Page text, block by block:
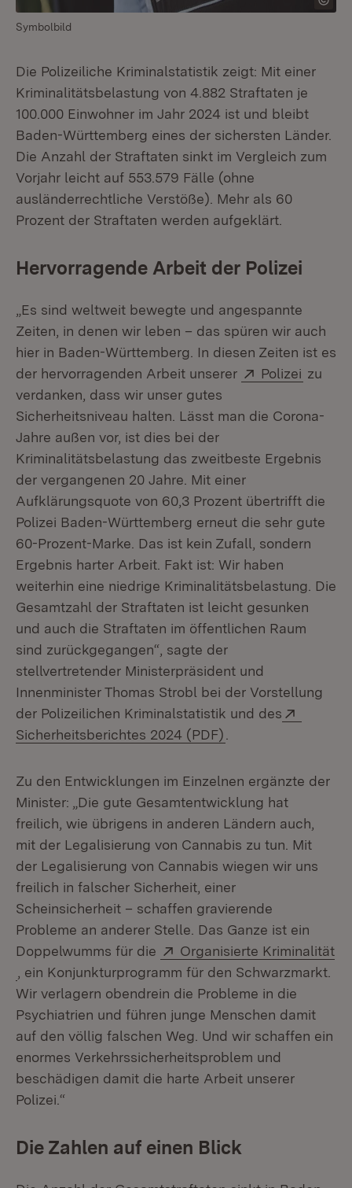
Symbolbild
Die Polizeiliche Kriminalstatistik zeigt: Mit einer
Kriminalitätsbelastung von 4.882 Straftaten je
100.000 Einwohner im Jahr 2024 ist und bleibt
Baden-Württemberg eines der sichersten Länder.
Die Anzahl der Straftaten sinkt im Vergleich zum
Vorjahr leicht auf 553.579 Fälle (ohne
ausländerrechtliche Verstöße). Mehr als 60
Prozent der Straftaten werden aufgeklärt.
Hervorragende Arbeit der Polizei
„Es sind weltweit bewegte und angespannte
Zeiten, in denen wir leben – das spüren wir auch
hier in Baden-Württemberg. In diesen Zeiten ist es
der hervorragenden Arbeit unserer
Extern:
Polizei zu
verdanken, dass wir unser gutes
Sicherheitsniveau halten. Lässt man die Corona-
Jahre außen vor, ist dies bei der
Kriminalitätsbelastung das zweitbeste Ergebnis
der vergangenen 20 Jahre. Mit einer
Aufklärungsquote von 60,3 Prozent übertrifft die
Polizei Baden-Württemberg erneut die sehr gute
60-Prozent-Marke. Das ist kein Zufall, sondern
Ergebnis harter Arbeit. Fakt ist: Wir haben
weiterhin eine niedrige Kriminalitätsbelastung. Die
Gesamtzahl der Straftaten ist leicht gesunken
und auch die Straftaten im öffentlichen Raum
sind zurückgegangen“, sagte der
stellvertretender Ministerpräsident und
Innenminister Thomas Strobl bei der Vorstellung
der Polizeilichen Kriminalstatistik und des
Sicherheitsberichtes 2024 (PDF)
Zu den Entwicklungen im Einzelnen ergänzte der
Minister: „Die gute Gesamtentwicklung hat
freilich, wie übrigens in anderen Ländern auch,
mit der Legalisierung von Cannabis zu tun. Mit
der Legalisierung von Cannabis wiegen wir uns
freilich in falscher Sicherheit, einer
Scheinsicherheit – schaffen gravierende
Probleme an anderer Stelle. Das Ganze ist ein
Doppelwumms für die
Extern:
Organisierte Kriminalität
(Öffnet in neuem Fenster)
, ein Konjunkturprogramm für den Schwarzmarkt.
Wir verlagern obendrein die Probleme in die
Psychiatrien und führen junge Menschen damit
auf den völlig falschen Weg. Und wir schaffen ein
enormes Verkehrssicherheitsproblem und
beschädigen damit die harte Arbeit unserer
Polizei.“
Die Zahlen auf einen Blick